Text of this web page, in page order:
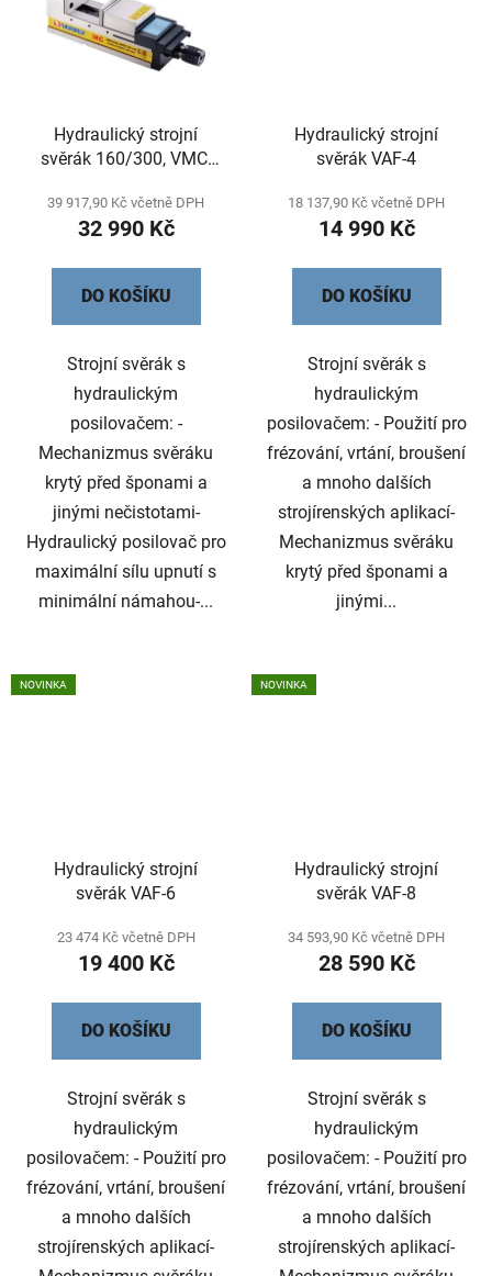
Hydraulický strojní
svěrák 160/300, VMC-
39 917,90 Kč včetně DPH
32 990 Kč
DO KOŠÍKU
Strojní svěrák s
hydraulickým
posilovačem: -
Mechanizmus svěráku
krytý před šponami a
jinými nečistotami-
Hydraulický posilovač pro
maximální sílu upnutí s
minimální námahou-...
Hydraulický strojní
svěrák VAF-4
18 137,90 Kč včetně DPH
14 990 Kč
DO KOŠÍKU
Strojní svěrák s
hydraulickým
posilovačem: - Použití pro
frézování, vrtání, broušení
a mnoho dalších
strojírenských aplikací-
Mechanizmus svěráku
krytý před šponami a
jinými...
NOVINKA
Hydraulický strojní
svěrák VAF-6
23 474 Kč včetně DPH
19 400 Kč
DO KOŠÍKU
Strojní svěrák s
hydraulickým
posilovačem: - Použití pro
frézování, vrtání, broušení
a mnoho dalších
strojírenských aplikací-
NOVINKA
Hydraulický strojní
svěrák VAF-8
34 593,90 Kč včetně DPH
28 590 Kč
DO KOŠÍKU
Strojní svěrák s
hydraulickým
posilovačem: - Použití pro
frézování, vrtání, broušení
a mnoho dalších
strojírenských aplikací-